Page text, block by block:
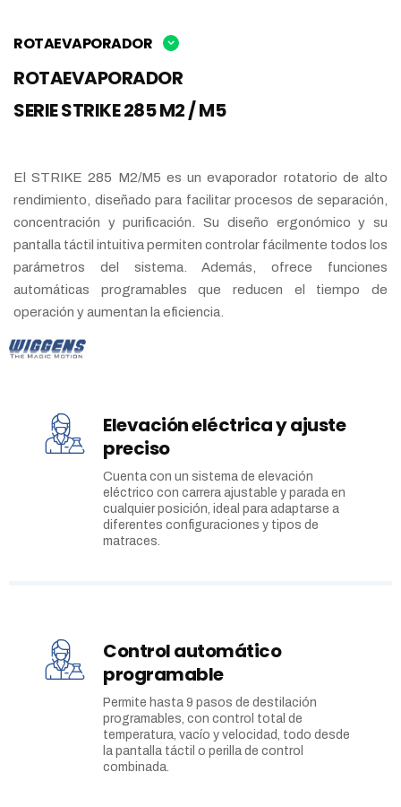
ROTAEVAPORADOR
ROTAEVAPORADOR
SERIE STRIKE 285 M2 / M5
El STRIKE 285 M2/M5 es un evaporador rotatorio de alto
rendimiento, diseñado para facilitar procesos de separación,
concentración y purificación. Su diseño ergonómico y su
pantalla táctil intuitiva permiten controlar fácilmente todos los
parámetros del sistema. Además, ofrece funciones
automáticas programables que reducen el tiempo de
operación y aumentan la eficiencia.
Elevación eléctrica y ajuste
preciso
Cuenta con un sistema de elevación
eléctrico con carrera ajustable y parada en
cualquier posición, ideal para adaptarse a
diferentes configuraciones y tipos de
matraces.
Control automático
programable
Permite hasta 9 pasos de destilación
programables, con control total de
temperatura, vacío y velocidad, todo desde
la pantalla táctil o perilla de control
combinada.